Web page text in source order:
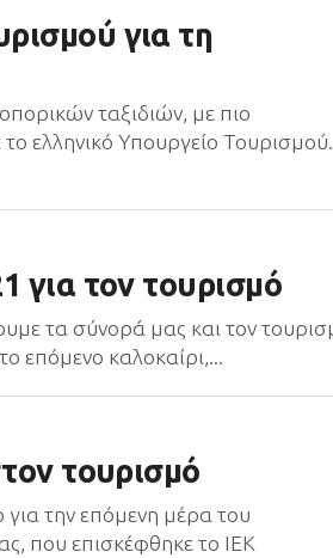
για τη
ταξιδιών, με πιο
ελληνικό Υπουργείο Τουρισμού.
για τον τουρισμό
τα σύνορά μας και τον
επόμενο καλοκαίρι,...
τουρισμό
την επόμενη μέρα του
που επισκέφθηκε το ΙΕΚ